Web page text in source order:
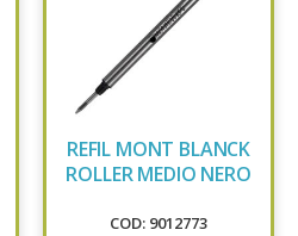
REFIL MONT BLANCK
ROLLER MEDIO NERO
COD: 9012773